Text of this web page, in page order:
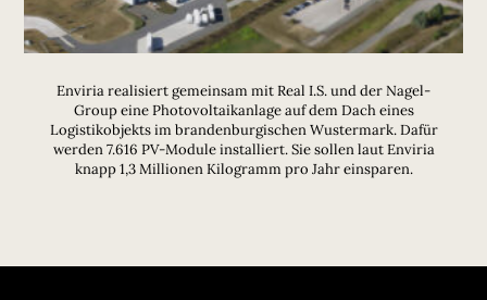
Enviria realisiert gemeinsam mit Real I.S. und der Nagel-
Group eine Photovoltaikanlage auf dem Dach eines
Logistikobjekts im brandenburgischen Wustermark. Dafür
werden 7.616 PV-Module installiert. Sie sollen laut Enviria
knapp 1,3 Millionen Kilogramm pro Jahr einsparen.